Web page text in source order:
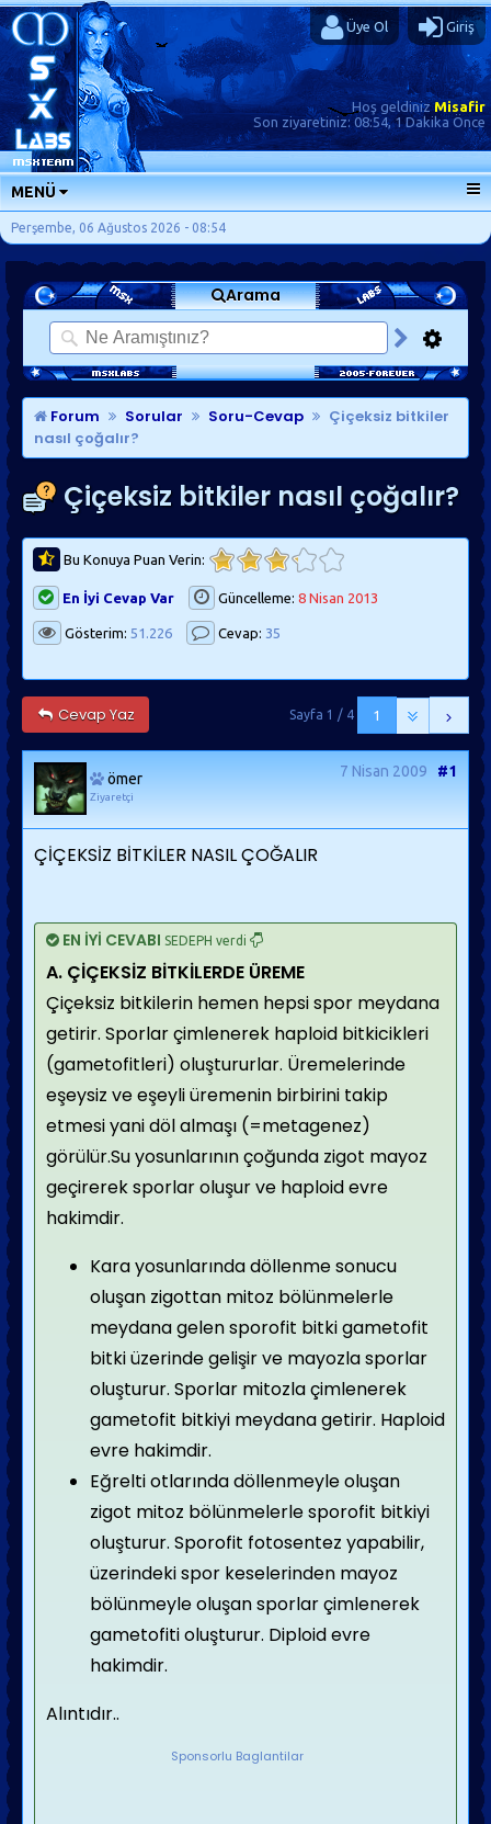
Üye Ol Giriş
Hoş geldinizMisafir
Son ziyaretiniz: 08:54, 1 Dakika Önce
MENÜ
ANA SAYFA
FORUMLAR
SORU-CEVAP
GÜNLÜKLER
SON MESAJLAR
KISAYOLLAR
Perşembe, 06 Ağustos 2026 - 08:54
Arama
Forum Sorular Soru-Cevap
Çiçeksiz bitkiler
nasıl çoğalır?
Çiçeksiz bitkiler nasıl çoğalır?
Bu Konuya Puan Verin:
En İyi Cevap Var Güncelleme: 8 Nisan 2013
Gösterim: 51.226 Cevap: 35
Cevap Yaz 1
Sayfa 1 / 4
ömer
Ziyaretçi
7 Nisan 2009 #1
ÇİÇEKSİZ BİTKİLER NASIL ÇOĞALIR
EN İYİ CEVABI SEDEPH verdi
A. ÇİÇEKSİZ BİTKİLERDE ÜREME
Çiçeksiz bitkilerin hemen hepsi spor meydana
getirir. Sporlar çimlenerek haploid bitkicikleri
(gametofitleri) oluştururlar. Üremelerinde
eşeysiz ve eşeyli üremenin birbirini takip
etmesi yani döl almaşı (=metagenez)
görülür.Su yosunlarının çoğunda zigot mayoz
geçirerek sporlar oluşur ve haploid evre
hakimdir.
Kara yosunlarında döllenme sonucu
oluşan zigottan mitoz bölünmelerle
meydana gelen sporofit bitki gametofit
bitki üzerinde gelişir ve mayozla sporlar
oluşturur. Sporlar mitozla çimlenerek
gametofit bitkiyi meydana getirir. Haploid
evre hakimdir.
Eğrelti otlarında döllenmeyle oluşan
zigot mitoz bölünmelerle sporofit bitkiyi
oluşturur. Sporofit fotosentez yapabilir,
üzerindeki spor keselerinden mayoz
bölünmeyle oluşan sporlar çimlenerek
gametofiti oluşturur. Diploid evre
hakimdir.
Alıntıdır..
Sponsorlu Baglantilar